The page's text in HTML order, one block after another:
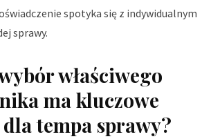
spotyka się z indywidualnym
sprawy.
właściwego
ma kluczowe
tempa sprawy?